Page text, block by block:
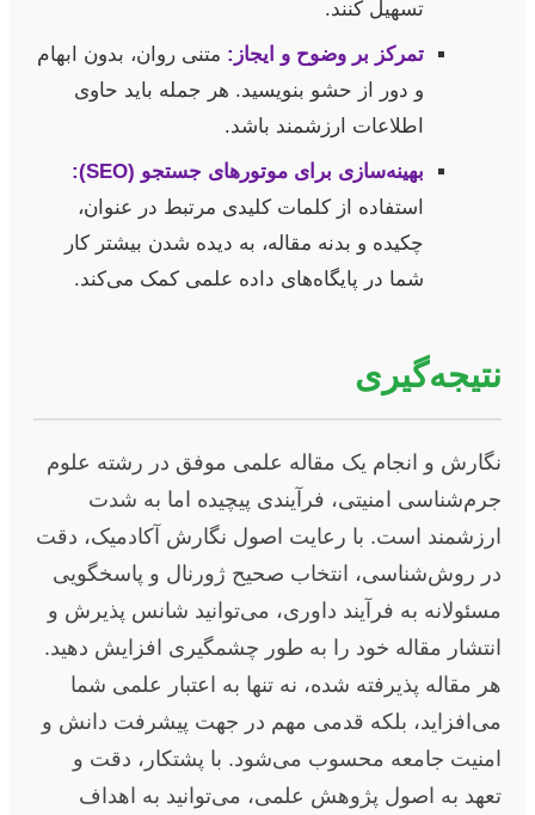
تسهیل کنند.
تمرکز بر وضوح و ایجاز: متنی روان، بدون ابهام
و دور از حشو بنویسید. هر جمله باید حاوی
اطلاعات ارزشمند باشد.
بهینه‌سازی برای موتورهای جستجو (SEO):
استفاده از کلمات کلیدی مرتبط در عنوان،
چکیده و بدنه مقاله، به دیده شدن بیشتر کار
شما در پایگاه‌های داده علمی کمک می‌کند.
نتیجه‌گیری
نگارش و انجام یک مقاله علمی موفق در رشته علوم
جرم‌شناسی امنیتی، فرآیندی پیچیده اما به شدت
ارزشمند است. با رعایت اصول نگارش آکادمیک، دقت
در روش‌شناسی، انتخاب صحیح ژورنال و پاسخگویی
مسئولانه به فرآیند داوری، می‌توانید شانس پذیرش و
انتشار مقاله خود را به طور چشمگیری افزایش دهید.
هر مقاله پذیرفته شده، نه تنها به اعتبار علمی شما
می‌افزاید، بلکه قدمی مهم در جهت پیشرفت دانش و
امنیت جامعه محسوب می‌شود. با پشتکار، دقت و
تعهد به اصول پژوهش علمی، می‌توانید به اهداف